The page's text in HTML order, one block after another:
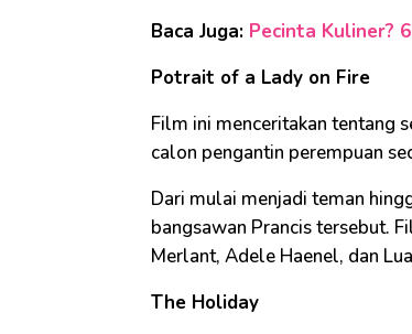
Baca Juga: Pecinta Kuliner?
Potrait of a Lady on Fire
Film ini menceritakan tentang
calon pengantin perempuan
Dari mulai menjadi teman
bangsawan Prancis tersebut.
Merlant, Adele Haenel, dan
The Holiday